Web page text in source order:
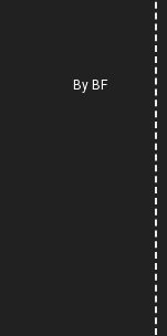
ByBF